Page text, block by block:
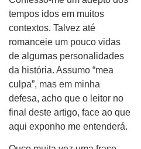
tempos idos em muitos
contextos. Talvez até
romanceie um pouco vidas
de algumas personalidades
da história. Assumo “mea
culpa”, mas em minha
defesa, acho que o leitor no
final deste artigo, face ao que
aqui exponho me entenderá.